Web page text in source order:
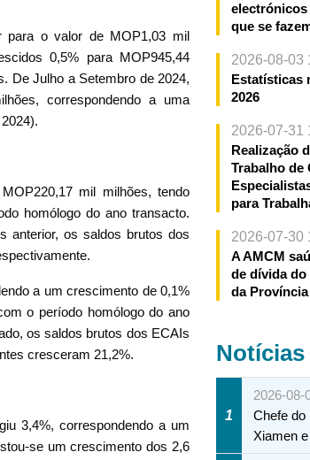
para o valor de MOP1,03 mil
0,5% para MOP945,44
De Julho a Setembro de 2024,
correspondendo a uma
mil milhões, tendo
homólogo do ano transacto.
anterior, os saldos brutos dos
a um crescimento de 0,1%
o período homólogo do ano
os saldos brutos dos ECAIs
cresceram 21,2%.
3,4%, correspondendo a um
se um crescimento dos 2,6
que se
2026-08-03
Estatísticas
2026
2026-07-31
Realização
Trabalho de
para
2026-07-30
A AMCM
de dívida
da
1
2026-08-
Chefe do
Xiamen